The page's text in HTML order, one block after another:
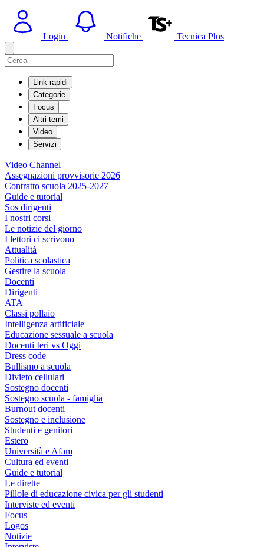
Login Notifiche Tecnica Plus
Link rapidi
Categorie
Focus
Altri temi
Video
Servizi
Video Channel
Assegnazioni provvisorie 2026
Contratto scuola 2025-2027
Guide e tutorial
Sos dirigenti
I nostri corsi
Le notizie del giorno
I lettori ci scrivono
Attualità
Politica scolastica
Gestire la scuola
Docenti
Dirigenti
ATA
Classi pollaio
Intelligenza artificiale
Educazione sessuale a scuola
Docenti Ieri vs Oggi
Dress code
Bullismo a scuola
Divieto cellulari
Sostegno docenti
Sostegno scuola - famiglia
Burnout docenti
Sostegno e inclusione
Studenti e genitori
Estero
Università e Afam
Cultura ed eventi
Guide e tutorial
Le dirette
Pillole di educazione civica per gli studenti
Interviste ed eventi
Focus
Logos
Notizie